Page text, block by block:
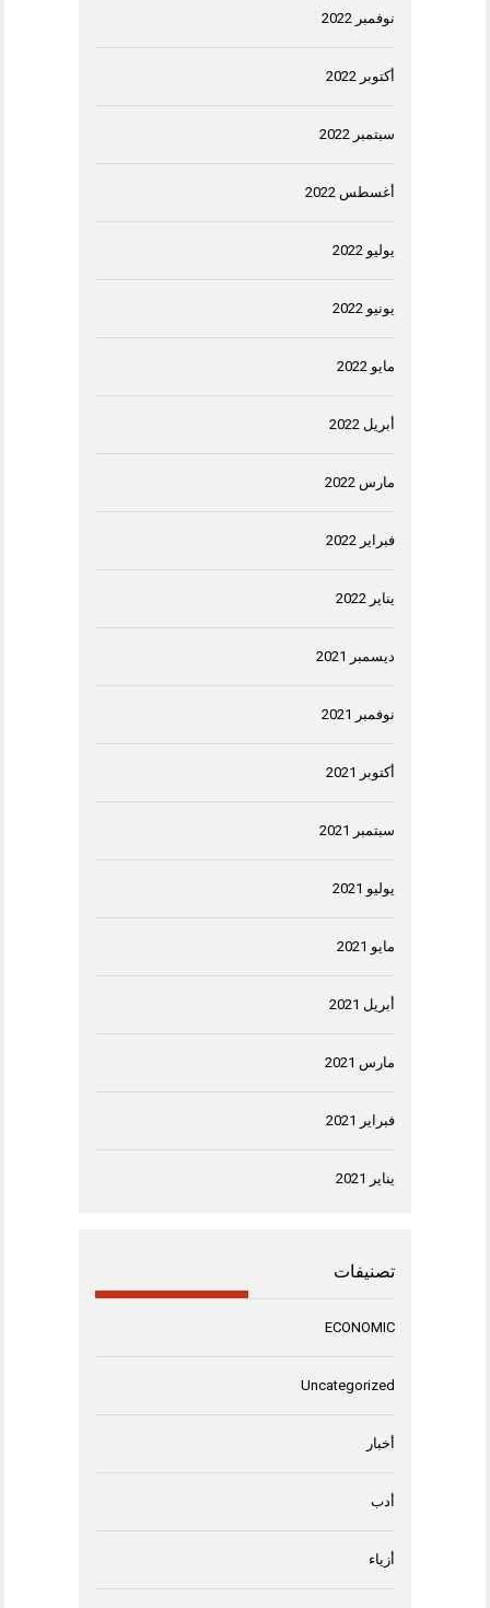
نوفمبر 2022
أكتوبر 2022
سبتمبر 2022
أغسطس 2022
يوليو 2022
يونيو 2022
مايو 2022
أبريل 2022
مارس 2022
فبراير 2022
يناير 2022
ديسمبر 2021
نوفمبر 2021
أكتوبر 2021
سبتمبر 2021
يوليو 2021
مايو 2021
أبريل 2021
مارس 2021
فبراير 2021
يناير 2021
تصنيفات
ECONOMIC
Uncategorized
أخبار
أدب
أزياء